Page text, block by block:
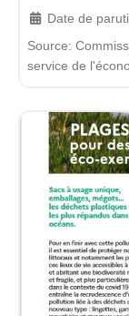
Date de
Source:
service de